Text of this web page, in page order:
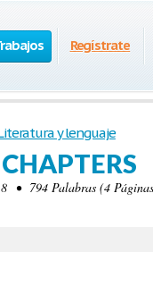
Regístrate
y lenguaje
• 794 Palabras (4